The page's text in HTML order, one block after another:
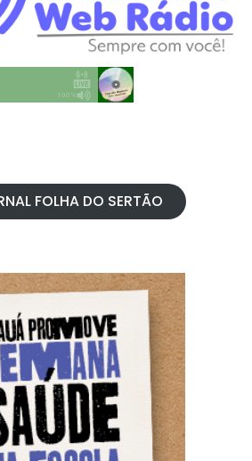
FOLHA DO SERTÃO